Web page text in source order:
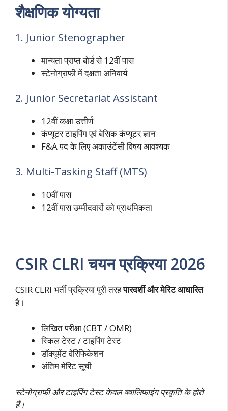
शैक्षणिक योग्यता
1. Junior Stenographer
मान्यता प्राप्त बोर्ड से 12वीं पास
स्टेनोग्राफी में दक्षता अनिवार्य
2. Junior Secretariat Assistant
12वीं कक्षा उत्तीर्ण
कंप्यूटर टाइपिंग एवं बेसिक कंप्यूटर ज्ञान
F&A पद के लिए अकाउंटेंसी विषय आवश्यक
3. Multi-Tasking Staff (MTS)
10वीं पास
12वीं पास उम्मीदवारों को प्राथमिकता
CSIR CLRI चयन प्रक्रिया 2026
CSIR CLRI भर्ती प्रक्रिया पूरी तरहपारदर्शी और मेरिट आधारित
है।
लिखित परीक्षा (CBT / OMR)
स्किल टेस्ट / टाइपिंग टेस्ट
डॉक्यूमेंट वेरिफिकेशन
अंतिम मेरिट सूची
स्टेनोग्राफी और टाइपिंग टेस्ट केवल क्वालिफाइंग प्रकृति के होते
हैं।